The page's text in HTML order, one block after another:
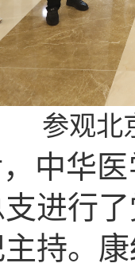
参观北
中华
进行
持。